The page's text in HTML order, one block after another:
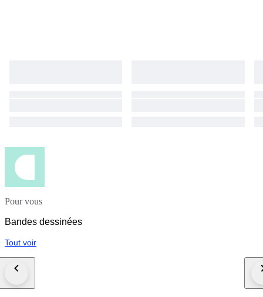
Pour vous
Bandes dessinées
Tout voir